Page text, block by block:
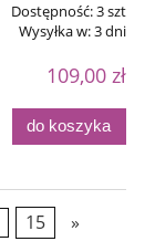
Dostępność:3 szt
Wysyłka w:3 dni
109,00 zł
do koszyka
15 »